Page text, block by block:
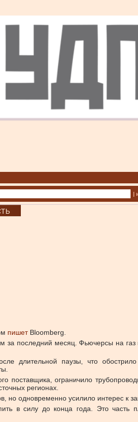
|
пишетBloomberg.
последний месяц. Фьючерсы на газ
длительной паузы, что
поставщика, ограничило
регионах.
одновременно усилило интерес к
в силу до конца года. Это часть